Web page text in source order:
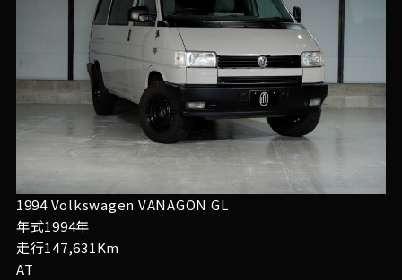
1994 Volkswagen VANAGON GL
年式1994年
走行147,631Km
AT